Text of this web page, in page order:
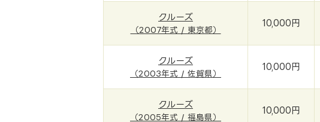
クルーズ
（2007年式 / 東京都）
10,000円
クルーズ
（2003年式 / 佐賀県）
10,000円
クルーズ
（2005年式 / 福島県）
10,000円